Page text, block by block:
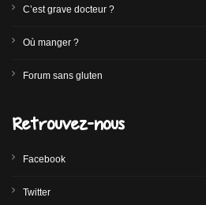
C’est grave docteur ?
Où manger ?
Forum sans gluten
Retrouvez-nous
Facebook
Twitter